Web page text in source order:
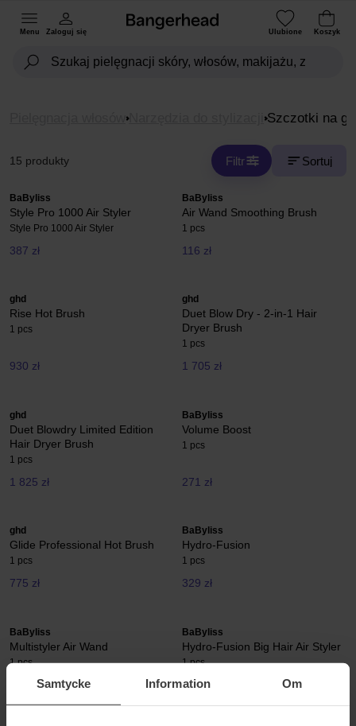
Samtycke Information Om
Menu Zaloguj się Ulubione Koszyk
Narzędzia do stylizacji Szczotki na
15 produkty Filtr Sortuj
BaByliss
Style Pro 1000 Air Styler
Style Pro 1000 Air Styler
387 zł
BaByliss
Air Wand Smoothing Brush
1 pcs
116 zł
ghd
Rise Hot Brush
1 pcs
930 zł
ghd
Duet Blow Dry - 2-in-1 Hair
Dryer Brush
1 pcs
1 705 zł
ghd
Duet Blowdry Limited Edition
Hair Dryer Brush
1 pcs
1 825 zł
BaByliss
Volume Boost
1 pcs
271 zł
ghd
Glide Professional Hot Brush
1 pcs
775 zł
BaByliss
Hydro-Fusion
1 pcs
329 zł
BaByliss
Multistyler Air Wand
1 pcs
581 zł
BaByliss
Hydro-Fusion Big Hair Air Styler
1 pcs
310 zł